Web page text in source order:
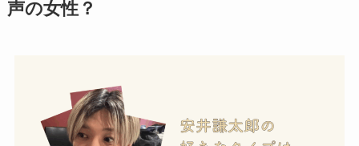
声の女性？